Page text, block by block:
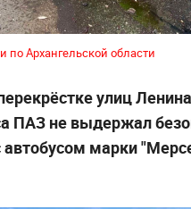
Архангельской области
улиц
ПАЗ не выдержал
автобусом марки